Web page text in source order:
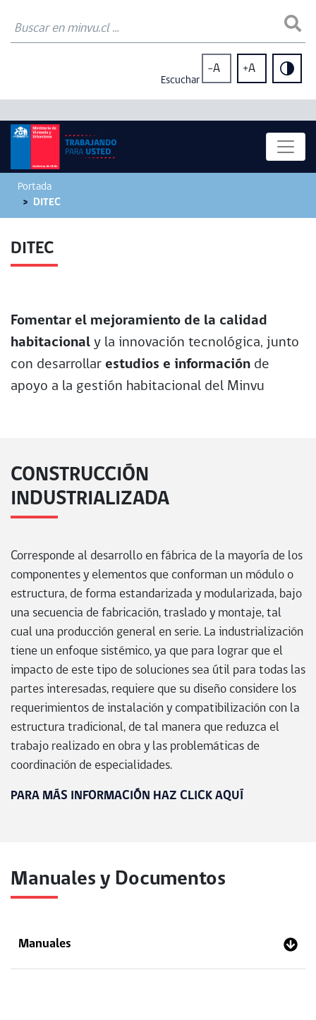
Escuchar
-A +A
Portada
DITEC
DITEC
Fomentar el mejoramiento de la calidad
habitacional y la innovación tecnológica, junto
con desarrollar estudios e información de
apoyo a la gestión habitacional del Minvu
CONSTRUCCIÓN
INDUSTRIALIZADA
Corresponde al desarrollo en fábrica de la mayoría de los
componentes y elementos que conforman un módulo o
estructura, de forma estandarizada y modularizada, bajo
una secuencia de fabricación, traslado y montaje, tal
cual una producción general en serie. La industrialización
tiene un enfoque sistémico, ya que para lograr que el
impacto de este tipo de soluciones sea útil para todas las
partes interesadas, requiere que su diseño considere los
requerimientos de instalación y compatibilización con la
estructura tradicional, de tal manera que reduzca el
trabajo realizado en obra y las problemáticas de
coordinación de especialidades.
PARA MÁS INFORMACIÓN HAZ CLICK AQUÍ
Manuales y Documentos
Manuales